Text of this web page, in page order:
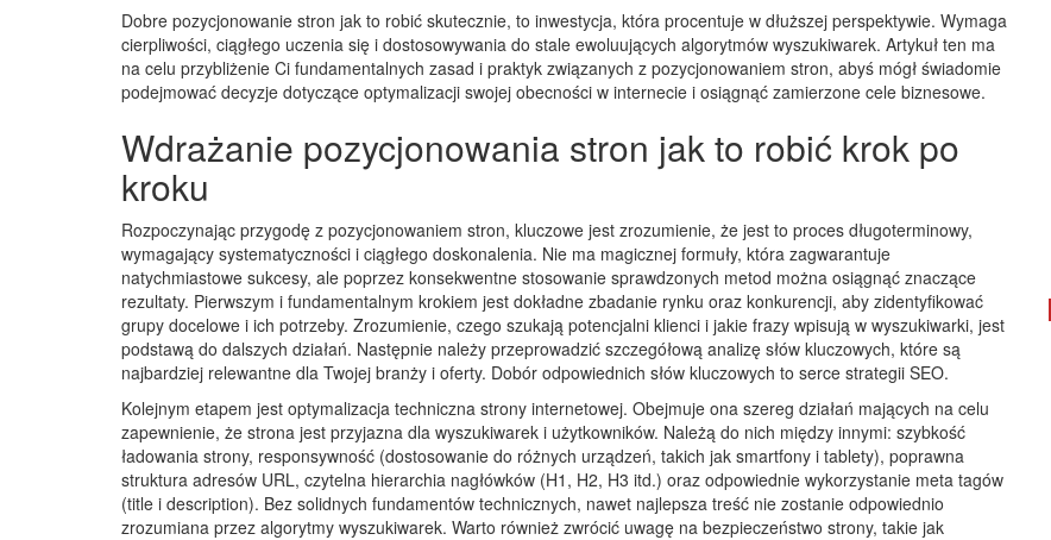
Dobre pozycjonowanie stron jak to robić skutecznie, to inwestycja, która procentuje w dłuższej perspektywie. Wymaga
cierpliwości, ciągłego uczenia się i dostosowywania do stale ewoluujących algorytmów wyszukiwarek. Artykuł ten ma
na celu przybliżenie Ci fundamentalnych zasad i praktyk związanych z pozycjonowaniem stron, abyś mógł świadomie
podejmować decyzje dotyczące optymalizacji swojej obecności w internecie i osiągnąć zamierzone cele biznesowe.
Wdrażanie pozycjonowania stron jak to robić krok po
kroku
Rozpoczynając przygodę z pozycjonowaniem stron, kluczowe jest zrozumienie, że jest to proces długoterminowy,
wymagający systematyczności i ciągłego doskonalenia. Nie ma magicznej formuły, która zagwarantuje
natychmiastowe sukcesy, ale poprzez konsekwentne stosowanie sprawdzonych metod można osiągnąć znaczące
rezultaty. Pierwszym i fundamentalnym krokiem jest dokładne zbadanie rynku oraz konkurencji, aby zidentyfikować
grupy docelowe i ich potrzeby. Zrozumienie, czego szukają potencjalni klienci i jakie frazy wpisują w wyszukiwarki, jest
podstawą do dalszych działań. Następnie należy przeprowadzić szczegółową analizę słów kluczowych, które są
najbardziej relewantne dla Twojej branży i oferty. Dobór odpowiednich słów kluczowych to serce strategii SEO.
Kolejnym etapem jest optymalizacja techniczna strony internetowej. Obejmuje ona szereg działań mających na celu
zapewnienie, że strona jest przyjazna dla wyszukiwarek i użytkowników. Należą do nich między innymi: szybkość
ładowania strony, responsywność (dostosowanie do różnych urządzeń, takich jak smartfony i tablety), poprawna
struktura adresów URL, czytelna hierarchia nagłówków (H1, H2, H3 itd.) oraz odpowiednie wykorzystanie meta tagów
(title i description). Bez solidnych fundamentów technicznych, nawet najlepsza treść nie zostanie odpowiednio
zrozumiana przez algorytmy wyszukiwarek. Warto również zwrócić uwagę na bezpieczeństwo strony, takie jak